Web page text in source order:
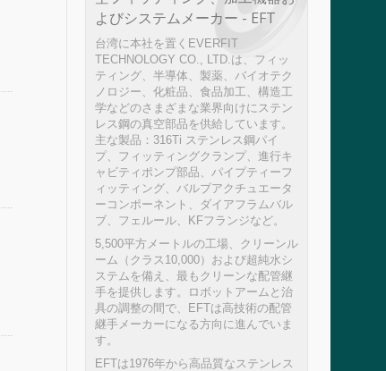
よびシステムメーカー - EFT
台湾に本社を置くEVERFIT
TECHNOLOGY CO., LTD.は、フィッ
ティング、半導体、製薬、バイオテク
ノロジー、化粧品、食品加工、構造工
学などのさまざまな業界向けにステン
レス鋼の真空部品を供給しています。
主な製品：316Ti ステンレス鋼パイ
プ、フィッティングクランプ、進行キ
ャビティポンプ部品、パイプティーフ
ィッティング、バルブアクチュエータ
ーコンポーネント、ダイアフラムバル
ブ、フェルール、KFフランジなど。
5,500平方メートルの工場、クリーンル
ーム（クラス10,000）および超純水シ
ステムを備え、最もクリーンな配管継
手を提供します。ロボットアームと治
具の調整の間で、EFTは高技術の配管
継手メーカーになる方向に進んでいま
す。
EFTは1976年から高品質なステンレス